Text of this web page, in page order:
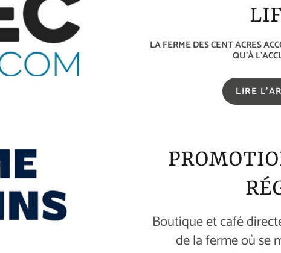
LA FERME DES CENT ACRES
QU’À
LIRE
Boutique et café
de la ferme où se